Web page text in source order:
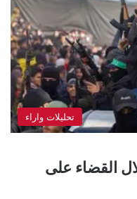
تحليلات واراء
القضاء على